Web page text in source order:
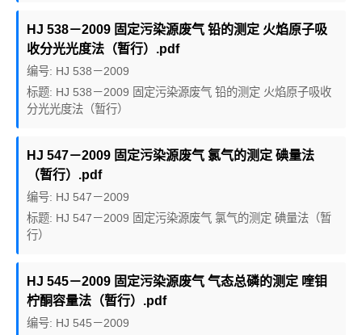
HJ 538－2009 固定污染源废气 铅的测定 火焰原子吸
收分光光度法（暂行）.pdf
编号: HJ 538－2009
标题: HJ 538－2009 固定污染源废气 铅的测定 火焰原子吸收
分光光度法（暂行）
HJ 547－2009 固定污染源废气 氯气的测定 碘量法
（暂行）.pdf
编号: HJ 547－2009
标题: HJ 547－2009 固定污染源废气 氯气的测定 碘量法（暂
行）
HJ 545－2009 固定污染源废气 气态总磷的测定 喹钼
柠酮容量法（暂行）.pdf
编号: HJ 545－2009